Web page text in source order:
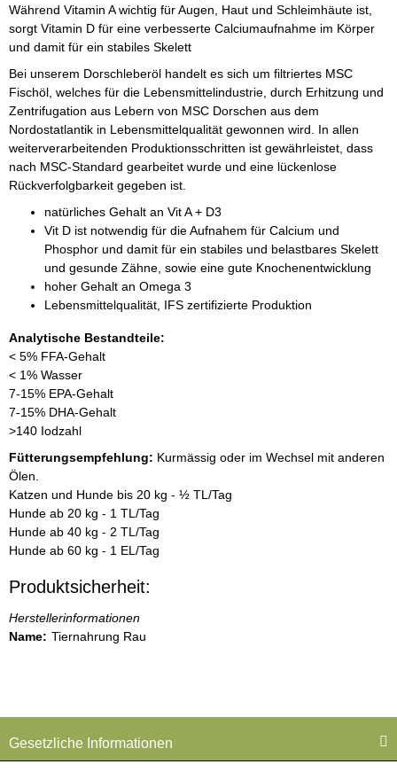
Während Vitamin A wichtig für Augen, Haut und Schleimhäute ist,
sorgt Vitamin D für eine verbesserte Calciumaufnahme im Körper
und damit für ein stabiles Skelett
Bei unserem Dorschleberöl handelt es sich um filtriertes MSC
Fischöl, welches für die Lebensmittelindustrie, durch Erhitzung und
Zentrifugation aus Lebern von MSC Dorschen aus dem
Nordostatlantik in Lebensmittelqualität gewonnen wird. In allen
weiterverarbeitenden Produktionsschritten ist gewährleistet, dass
nach MSC-Standard gearbeitet wurde und eine lückenlose
Rückverfolgbarkeit gegeben ist.
natürliches Gehalt an Vit A + D3
Vit D ist notwendig für die Aufnahem für Calcium und
Phosphor und damit für ein stabiles und belastbares Skelett
und gesunde Zähne, sowie eine gute Knochenentwicklung
hoher Gehalt an Omega 3
Lebensmittelqualität, IFS zertifizierte Produktion
Analytische Bestandteile:
< 5% FFA-Gehalt
< 1% Wasser
7-15% EPA-Gehalt
7-15% DHA-Gehalt
>140 Iodzahl
Fütterungsempfehlung: Kurmässig oder im Wechsel mit anderen
Ölen.
Katzen und Hunde bis 20 kg - ½ TL/Tag
Hunde ab 20 kg - 1 TL/Tag
Hunde ab 40 kg - 2 TL/Tag
Hunde ab 60 kg - 1 EL/Tag
Produktsicherheit:
Herstellerinformationen
Name: Tiernahrung Rau
Gesetzliche Informationen